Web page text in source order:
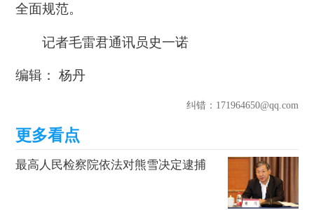
全面规范。
记者毛雷君通讯员史一诺
编辑： 杨丹
纠错：171964650@qq.com
最高人民检察院依法对熊雪决定逮捕